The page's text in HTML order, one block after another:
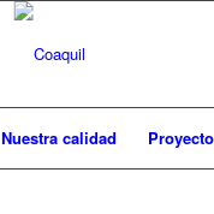
Nuestra calidad